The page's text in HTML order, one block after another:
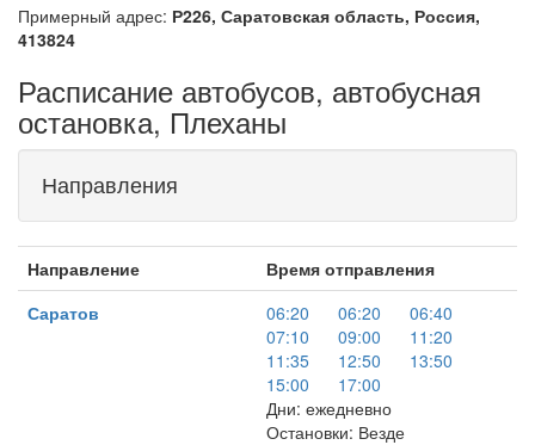
Примерный адрес: Р226, Саратовская область, Россия,
413824
Расписание автобусов, автобусная
остановка, Плеханы
Направления
Направление
Время отправления
Саратов
06:20 06:20
06:40
07:10
09:00
11:20
11:35
12:50
13:50
15:00
17:00
Дни: ежедневно
Остановки: Везде